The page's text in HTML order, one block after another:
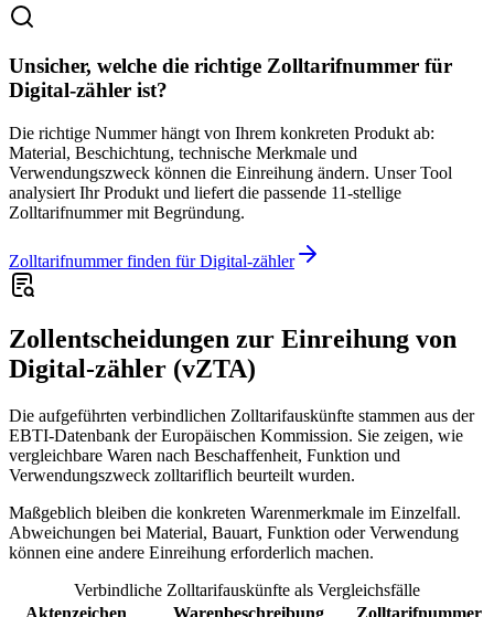
Unsicher, welche die richtige Zolltarifnummer für
Digital-zähler ist?
Die richtige Nummer hängt von Ihrem konkreten Produkt ab:
Material, Beschichtung, technische Merkmale und
Verwendungszweck können die Einreihung ändern. Unser Tool
analysiert Ihr Produkt und liefert die passende 11-stellige
Zolltarifnummer mit Begründung.
Zolltarifnummer finden für Digital-zähler
Zollentscheidungen zur Einreihung von
Digital-zähler (vZTA)
Die aufgeführten verbindlichen Zolltarifauskünfte stammen aus der
EBTI-Datenbank der Europäischen Kommission. Sie zeigen, wie
vergleichbare Waren nach Beschaffenheit, Funktion und
Verwendungszweck zolltariflich beurteilt wurden.
Maßgeblich bleiben die konkreten Warenmerkmale im Einzelfall.
Abweichungen bei Material, Bauart, Funktion oder Verwendung
können eine andere Einreihung erforderlich machen.
Verbindliche Zolltarifauskünfte als Vergleichsfälle
Aktenzeichen
Warenbeschreibung Zolltarifnummer